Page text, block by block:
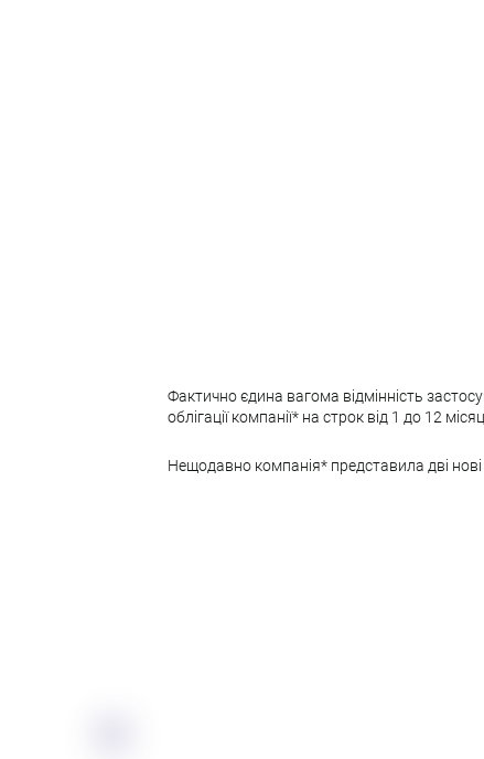
Фактично єдина вагома відмінність
облігації компанії* на строк від 1 до 12
Нещодавно компанія* представила дві